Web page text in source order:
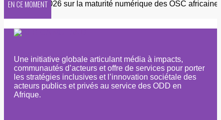
EN CE MOMENT2026 sur la maturité numérique des OSC africaines
Une initiative globale articulant média à impacts,
communautés d’acteurs et offre de services pour porter
les stratégies inclusives et l’innovation sociétale des
acteurs publics et privés au service des ODD en
Afrique.